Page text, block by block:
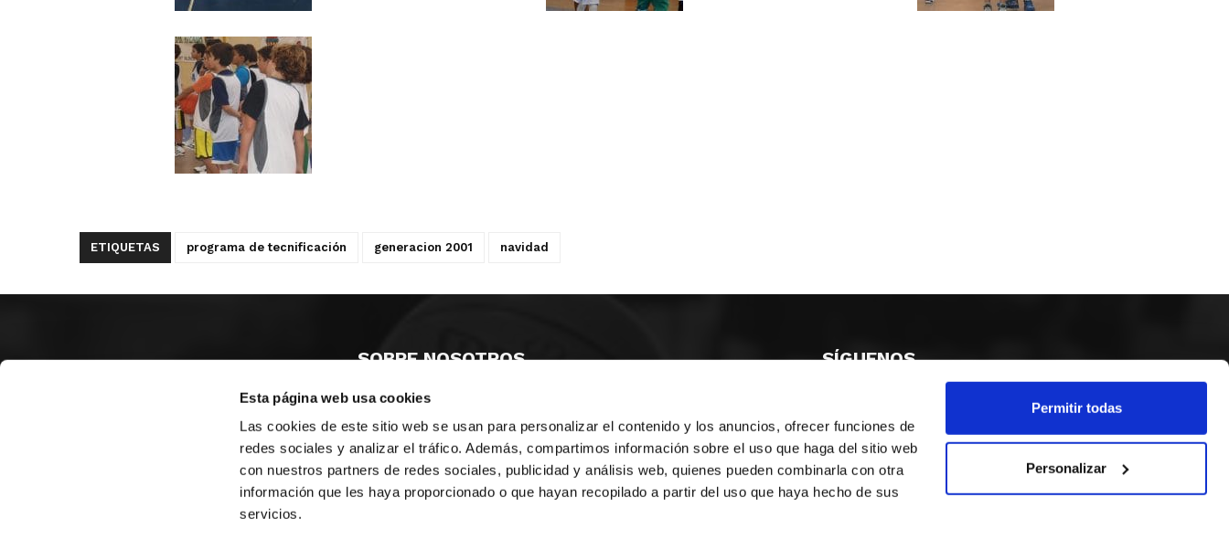
Esta página web usa cookies
Las cookies de este sitio web se usan para personalizar el contenido y los anuncios, ofrecer funciones de
redes sociales y analizar el tráfico. Además, compartimos información sobre el uso que haga del sitio web
con nuestros partners de redes sociales, publicidad y análisis web, quienes pueden combinarla con otra
información que les haya proporcionado o que hayan recopilado a partir del uso que haya hecho de sus
servicios.
Permitir todas
Personalizar
ETIQUETAS programa de tecnificación generacion 2001 navidad
SOBRE NOSOTROS
CASTELLON
VALENCIA
MONESTIR DE POBLET 14 1ª 3º
ALICANTE
CIUDAD DE MATANZAS 12
fbcv@fbcv.es
SÍGUENOS